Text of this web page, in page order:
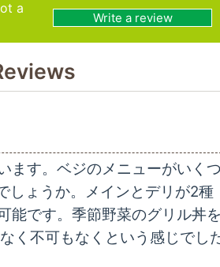
a
Write a review
ます。ベジのメニューがいく
しょうか。メインとデリが2種
能です。季節野菜のグリル丼
く不可もなくという感じでし